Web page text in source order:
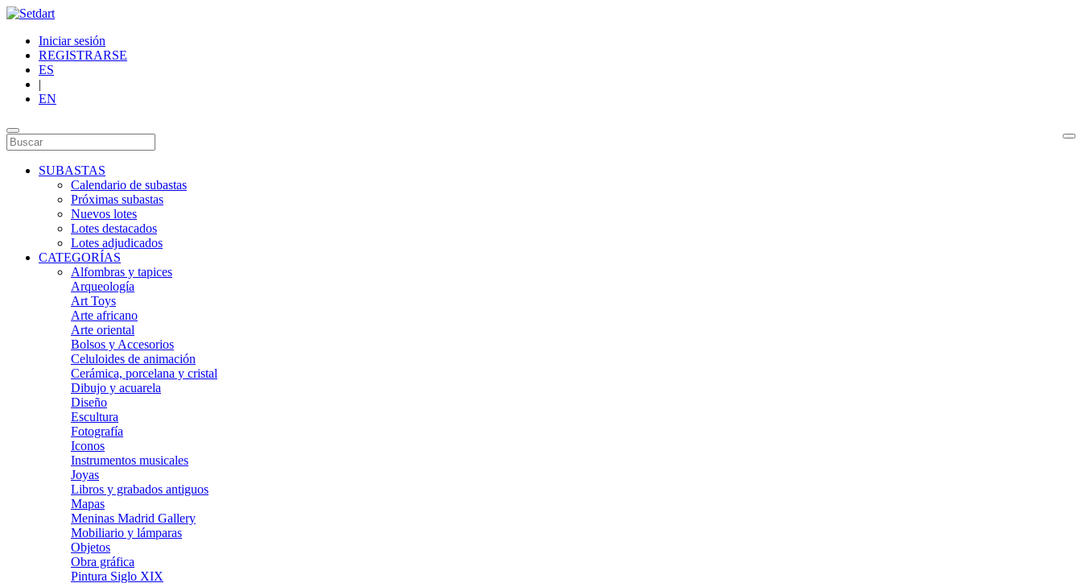
Iniciar sesión
REGISTRARSE
ES
|
EN
SUBASTAS
Calendario de subastas
Próximas subastas
Nuevos lotes
Lotes destacados
Lotes adjudicados
CATEGORÍAS
Alfombras y tapices
Arqueología
Art Toys
Arte africano
Arte oriental
Bolsos y Accesorios
Celuloides de animación
Cerámica, porcelana y cristal
Dibujo y acuarela
Diseño
Escultura
Fotografía
Iconos
Instrumentos musicales
Joyas
Libros y grabados antiguos
Mapas
Meninas Madrid Gallery
Mobiliario y lámparas
Objetos
Obra gráfica
Pintura Siglo XIX